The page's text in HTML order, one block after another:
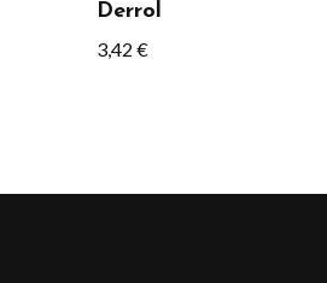
Derrol
3,42 €